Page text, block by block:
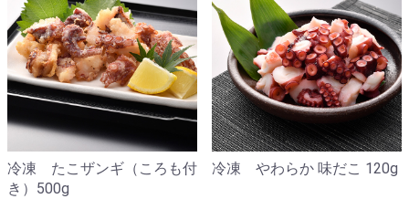
冷凍 たこザンギ（ころも付
き）500g
冷凍 やわらか 味だこ 120g